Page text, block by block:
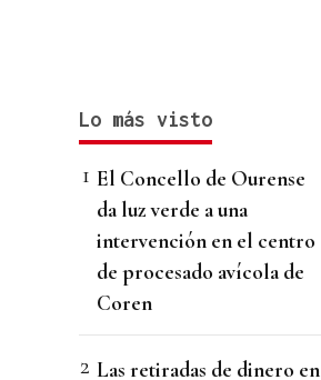
Lo más visto
El Concello de Ourense
da luz verde a una
intervención en el centro
de procesado avícola de
Coren
Las retiradas de dinero en